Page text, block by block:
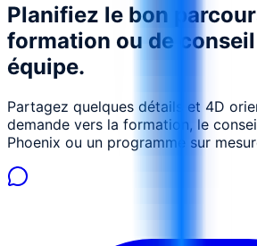
Planifiez le bon
formation ou de
équipe.
Partagez quelques détails et 4D
demande vers la formation, le
Phoenix ou un programme sur